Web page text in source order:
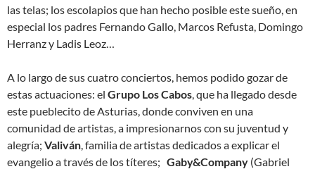
las telas; los escolapios que han hecho posible este sueño, en
especial los padres Fernando Gallo, Marcos Refusta, Domingo
Herranz y Ladis Leoz…
A lo largo de sus cuatro conciertos, hemos podido gozar de
estas actuaciones: el Grupo Los Cabos, que ha llegado desde
este pueblecito de Asturias, donde conviven en una
comunidad de artistas, a impresionarnos con su juventud y
alegría; Valiván, familia de artistas dedicados a explicar el
evangelio a través de los títeres; Gaby&Company (Gabriel